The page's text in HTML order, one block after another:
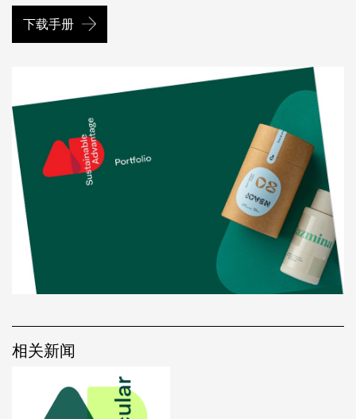
下载手册
相关新闻